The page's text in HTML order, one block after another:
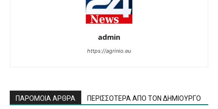
admin
https://agrinio.eu
ΠΑΡΟΜΟΙΑ ΑΡΘΡΑ ΠΕΡΙΣΣΟΤΕΡΑ ΑΠΟ ΤΟΝ ΔΗΜΙΟΥΡΓΟ